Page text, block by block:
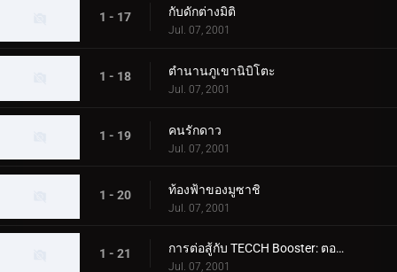
1 - 17 กับดักต่างมิติ
Jul. 07, 2001
1 - 18 ตำนานภูเขานิบิโตะ
Jul. 07, 2001
1 - 19 คนรักดาว
Jul. 07, 2001
1 - 20 ท้องฟ้าของมูซาชิ
Jul. 07, 2001
1 - 21 การต่อสู้กับ TECCH Booster: ตอนที่ 1
Jul. 07, 2001